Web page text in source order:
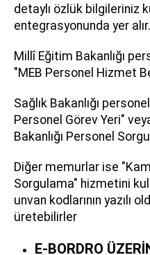
detaylı özlük bilgileriniz
entegrasyonunda yer alır.
Millî Eğitim Bakanlığı
"MEB Personel Hizmet
Sağlık Bakanlığı
Personel Görev Yeri"
Bakanlığı Personel
Diğer memurlar ise
Sorgulama" hizmetini
unvan kodlarının yazılı
üretebilirler
E-BORDRO